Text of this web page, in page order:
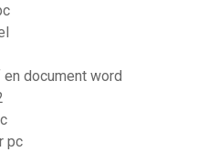
document word
pc